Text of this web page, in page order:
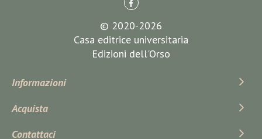
© 2020-2026
Casa editrice universitaria
Edizioni dell'Orso
Informazioni
Acquista
Contattaci